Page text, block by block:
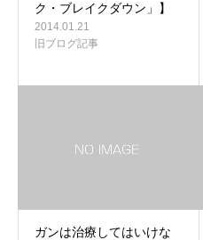
ク・ブレイクダウン」】
2014.01.21
旧ブログ記事
ガンは治療してはいけな